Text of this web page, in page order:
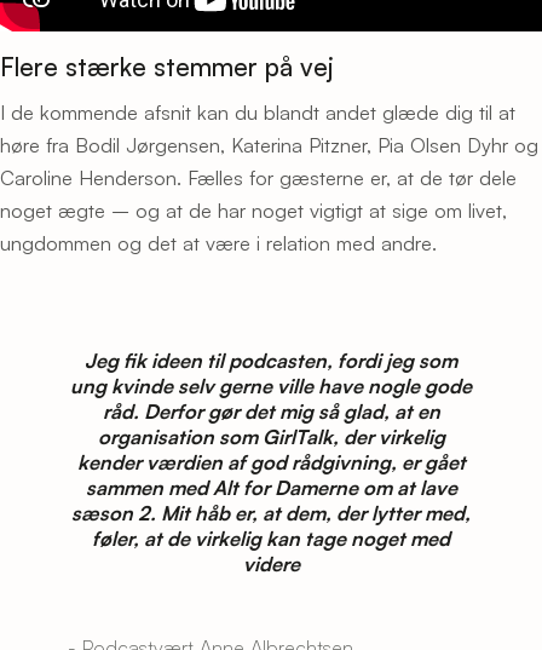
Flere stærke stemmer på vej
I de kommende afsnit kan du blandt andet glæde dig til at
høre fra Bodil Jørgensen, Katerina Pitzner, Pia Olsen Dyhr og
Caroline Henderson. Fælles for gæsterne er, at de tør dele
noget ægte – og at de har noget vigtigt at sige om livet,
ungdommen og det at være i relation med andre.
Jeg fik ideen til podcasten, fordi jeg som
ung kvinde selv gerne ville have nogle gode
råd. Derfor gør det mig så glad, at en
organisation som GirlTalk, der virkelig
kender værdien af god rådgivning, er gået
sammen med Alt for Damerne om at lave
sæson 2. Mit håb er, at dem, der lytter med,
føler, at de virkelig kan tage noget med
videre